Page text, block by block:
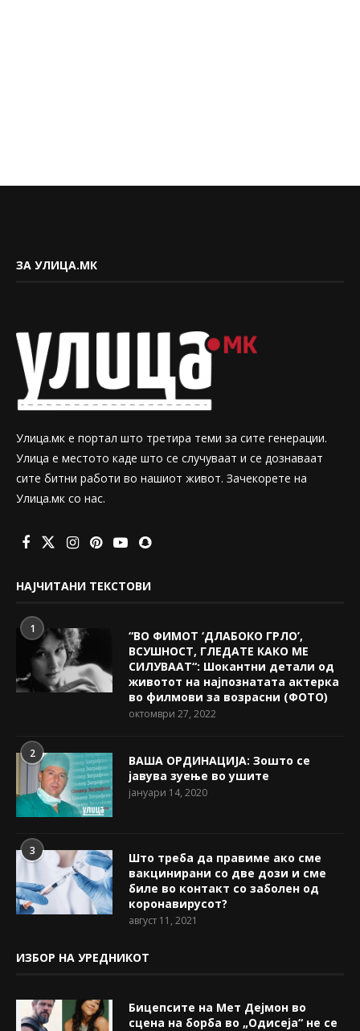
ЗА УЛИЦА.МК
Улица.мк е портал што третира теми за сите генерации.
Улица е местото каде што се случуваат и се дознаваат
сите битни работи во нашиот живот. Зачекорете на
Улица.мк со нас.
НАЈЧИТАНИ ТЕКСТОВИ
1
“ВО ФИМОТ ‘ДЛАБОКО ГРЛО’,
ВСУШНОСТ, ГЛЕДАТЕ КАКО МЕ
СИЛУВААТ“: Шокантни детали од
животот на најпознатата актерка
во филмови за возрасни (ФОТО)
октомври 27, 2022
2
ВАША ОРДИНАЦИЈА: Зошто се
јавува зуење во ушите
јануари 14, 2020
3
Што треба да правиме ако сме
вакцинирани со две дози и сме
биле во контакт со заболен од
коронавирусот?
август 11, 2021
ИЗБОР НА УРЕДНИКОТ
Бицепсите на Мет Дејмон во
сцена на борба во „Одисеја“ не се